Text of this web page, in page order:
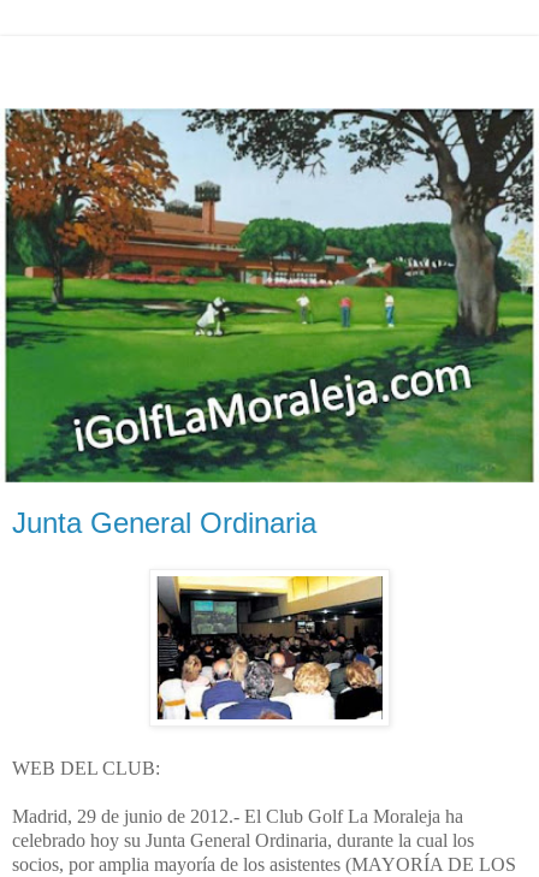
Junta General Ordinaria
WEB DEL CLUB:
Madrid, 29 de junio de 2012.- El Club Golf La Moraleja ha
celebrado hoy su Junta General Ordinaria, durante la cual los
socios, por amplia mayoría de los asistentes (MAYORÍA DE LOS